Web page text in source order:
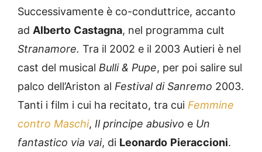
Successivamente è co-conduttrice, accanto
ad Alberto Castagna, nel programma cult
Stranamore. Tra il 2002 e il 2003 Autieri è nel
cast del musical Bulli & Pupe, per poi salire sul
palco dell’Ariston al Festival di Sanremo 2003.
Tanti i film i cui ha recitato, tra cui Femmine
contro Maschi, Il principe abusivo e Un
fantastico via vai, di Leonardo Pieraccioni.